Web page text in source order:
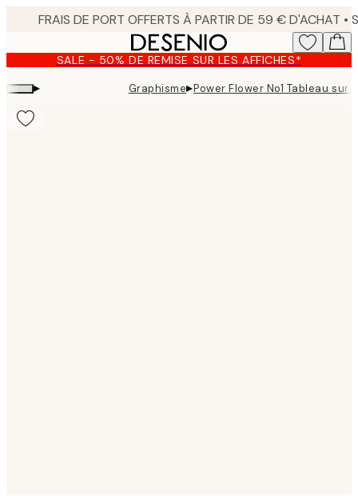
content.SALE - 50% DE REMISE SUR LES AFFICHES*
▸ Graphisme▸Power Flower No1 Tableau sur